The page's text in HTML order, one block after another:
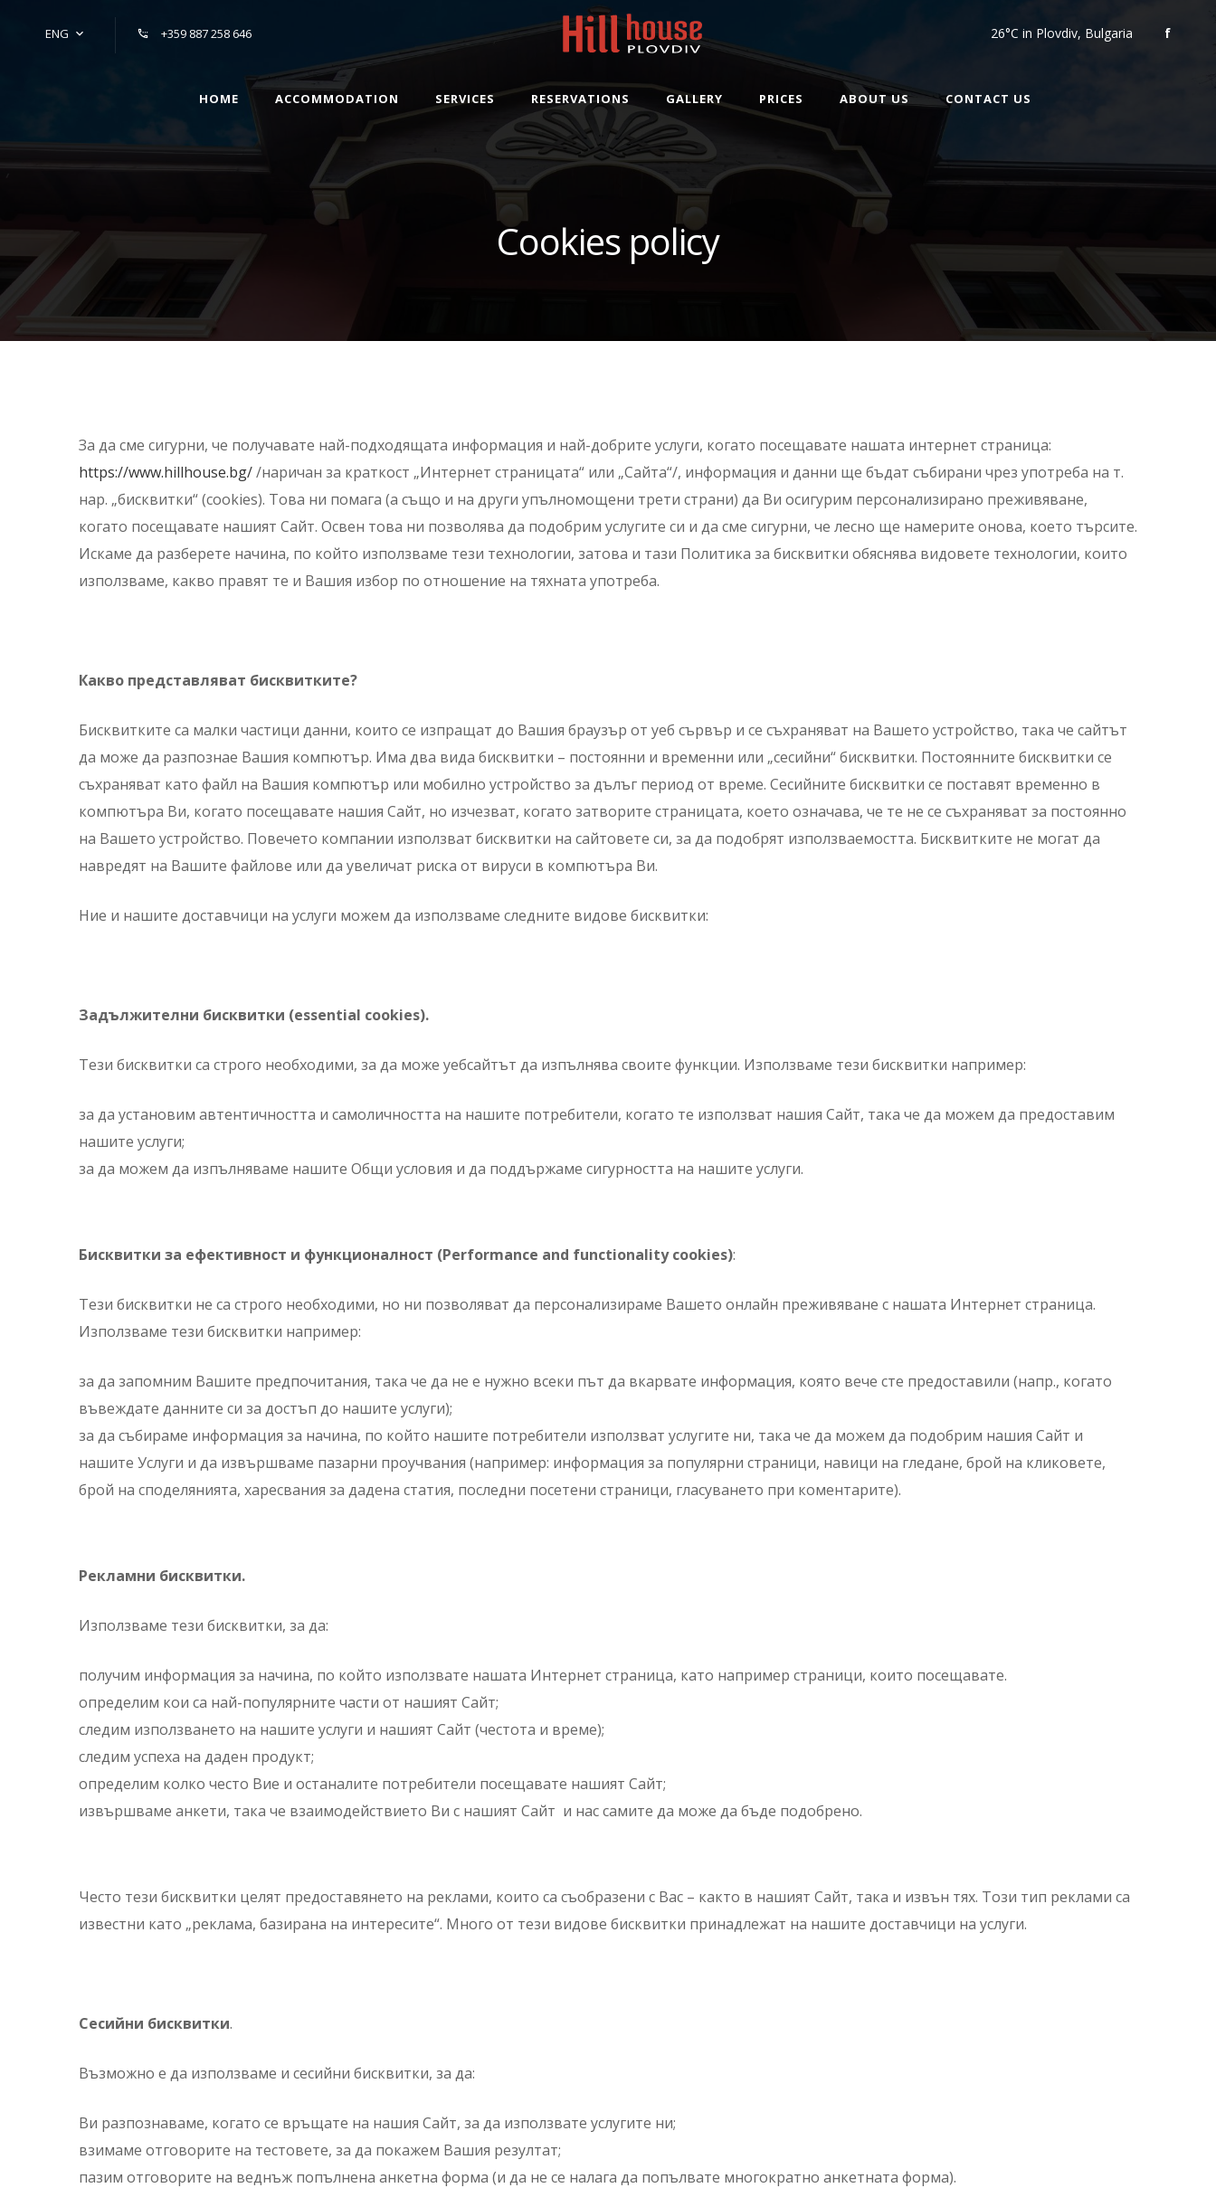
ENG +359 887 258 646 26°Cin Plovdiv, Bulgaria f
HOME ACCOMMODATION SERVICES RESERVATIONS GALLERY PRICES ABOUT US CONTACT US
Cookies policy
За да сме сигурни, че получавате най-подходящата информация и най-добрите услуги, когато посещавате нашата интернет страница:
https://www.hillhouse.bg//наричан за краткост „Интернет страницата“ или „Сайта“/, информация и данни ще бъдат събирани чрез употреба на т.
нар. „бисквитки“ (cookies). Това ни помага (а също и на други упълномощени трети страни) да Ви осигурим персонализирано преживяване,
когато посещавате нашият Сайт. Освен това ни позволява да подобрим услугите си и да сме сигурни, че лесно ще намерите онова, което търсите.
Искаме да разберете начина, по който използваме тези технологии, затова и тази Политика за бисквитки обяснява видовете технологии, които
използваме, какво правят те и Вашия избор по отношение на тяхната употреба.
Какво представляват бисквитките?
Бисквитките са малки частици данни, които се изпращат до Вашия браузър от уеб сървър и се съхраняват на Вашето устройство, така че сайтът
да може да разпознае Вашия компютър. Има два вида бисквитки – постоянни и временни или „сесийни“ бисквитки. Постоянните бисквитки се
съхраняват като файл на Вашия компютър или мобилно устройство за дълъг период от време. Сесийните бисквитки се поставят временно в
компютъра Ви, когато посещавате нашия Сайт, но изчезват, когато затворите страницата, което означава, че те не се съхраняват за постоянно
на Вашето устройство. Повечето компании използват бисквитки на сайтовете си, за да подобрят използваемостта. Бисквитките не могат да
навредят на Вашите файлове или да увеличат риска от вируси в компютъра Ви.
Ние и нашите доставчици на услуги можем да използваме следните видове бисквитки:
Задължителни бисквитки (essential cookies).
Тези бисквитки са строго необходими, за да може уебсайтът да изпълнява своите функции. Използваме тези бисквитки например:
за да установим автентичността и самоличността на нашите потребители, когато те използват нашия Сайт, така че да можем да предоставим
нашите услуги;
за да можем да изпълняваме нашите Общи условия и да поддържаме сигурността на нашите услуги.
Бисквитки за ефективност и функционалност (Performance and functionality cookies):
Тези бисквитки не са строго необходими, но ни позволяват да персонализираме Вашето онлайн преживяване с нашата Интернет страница.
Използваме тези бисквитки например:
за да запомним Вашите предпочитания, така че да не е нужно всеки път да вкарвате информация, която вече сте предоставили (напр., когато
въвеждате данните си за достъп до нашите услуги);
за да събираме информация за начина, по който нашите потребители използват услугите ни, така че да можем да подобрим нашия Сайт и
нашите Услуги и да извършваме пазарни проучвания (например: информация за популярни страници, навици на гледане, брой на кликовете,
брой на споделянията, харесвания за дадена статия, последни посетени страници, гласуването при коментарите).
Рекламни бисквитки.
Използваме тези бисквитки, за да:
получим информация за начина, по който използвате нашата Интернет страница, като например страници, които посещавате.
определим кои са най-популярните части от нашият Сайт;
следим използването на нашите услуги и нашият Сайт (честота и време);
следим успеха на даден продукт;
определим колко често Вие и останалите потребители посещавате нашият Сайт;
извършваме анкети, така че взаимодействието Ви с нашият Сайт и нас самите да може да бъде подобрено.
Често тези бисквитки целят предоставянето на реклами, които са съобразени с Вас – както в нашият Сайт, така и извън тях. Този тип реклами са
известни като „реклама, базирана на интересите“. Много от тези видове бисквитки принадлежат на нашите доставчици на услуги.
Сесийни бисквитки.
Възможно е да използваме и сесийни бисквитки, за да:
Ви разпознаваме, когато се връщате на нашия Сайт, за да използвате услугите ни;
взимаме отговорите на тестовете, за да покажем Вашия резултат;
пазим отговорите на веднъж попълнена анкетна форма (и да не се налага да попълвате многократно анкетната форма).